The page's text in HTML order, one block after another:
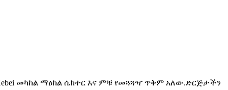
Hebei መካከል ማዕከል ሴክተር እና ምቹ የመጓጓዣ ጥቅም አለው.ድርጅታችን